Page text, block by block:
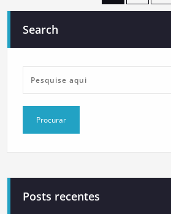
de
posts
Search
Posts recentes